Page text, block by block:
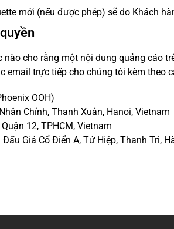
mới (nếu được phép) sẽ do Khách
cho rằng một nội dung quảng cáo
email trực tiếp cho chúng tôi kèm theo
OOH)
Chính, Thanh Xuân, Hanoi, Vietnam
12, TPHCM, Vietnam
Giá Cổ Điển A, Tứ Hiệp, Thanh Trì,